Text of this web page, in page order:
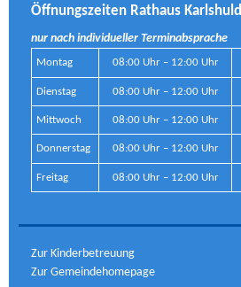
Öffnungszeiten Rathaus Karlshuld
nur nach individueller Terminabsprache
Montag 08:00 Uhr – 12:00 Uhr
Dienstag 08:00 Uhr – 12:00 Uhr
Mittwoch 08:00 Uhr – 12:00 Uhr
Donnerstag 08:00 Uhr – 12:00 Uhr
Freitag 08:00 Uhr – 12:00 Uhr
Zur Kinderbetreuung
Zur Gemeindehomepage